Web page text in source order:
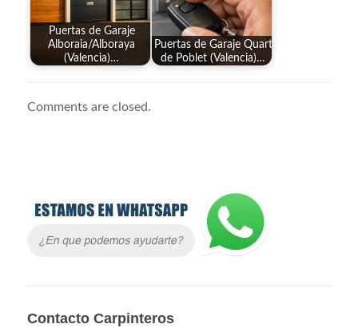
Puertas de Garaje
Alboraia/Alboraya
(Valencia)…
Puertas de Garaje Quart
de Poblet (Valencia)…
Comments are closed.
Contacto Carpinteros